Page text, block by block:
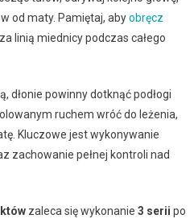
od maty. Pamiętaj, abyobręcz
linią miednicy podczas całego
dłonie powinny dotknąć podłogi
ruchem wróć do leżenia,
Kluczowe jest wykonywanie
zachowanie pełnej kontroli nad
zaleca się wykonanie 3 serii po